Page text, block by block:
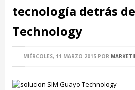
tecnología detrás
Technology
MIÉRCOLES, 11 MARZO 2015 POR